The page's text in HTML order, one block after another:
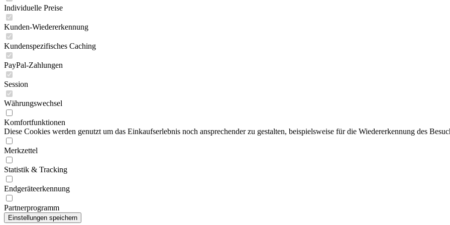
Individuelle Preise
Kunden-Wiedererkennung
Kundenspezifisches Caching
PayPal-Zahlungen
Session
Währungswechsel
Komfortfunktionen
Diese Cookies werden genutzt um das Einkaufserlebnis noch ansprechender zu gestalten, beispielsweise für die Wiedererkennung des
Merkzettel
Statistik & Tracking
Endgeräteerkennung
Partnerprogramm